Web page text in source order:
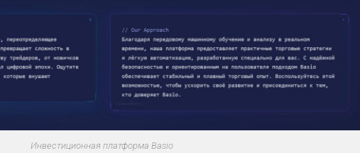
Инвестиционная платформа Basio